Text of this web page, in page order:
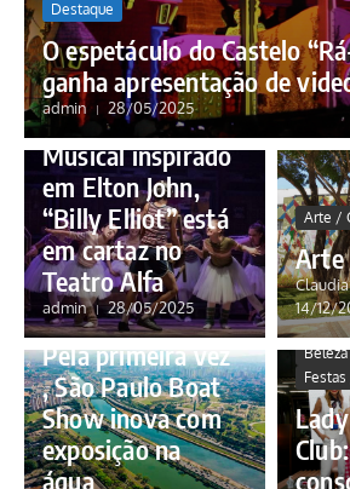
Destaque
O espetáculo do Castelo
ganha apresentação de
admin 28/05/2025
Breaking News
Destaque
Notas
Musical inspirado
em Elton John,
“Billy Elliot” está
em cartaz no
Teatro Alfa
admin 28/05/2025
Arte /
Arte
14/12/
Festas / Eventos
Pela primeira vez
, São Paulo Boat
Show inova com
exposição na
água